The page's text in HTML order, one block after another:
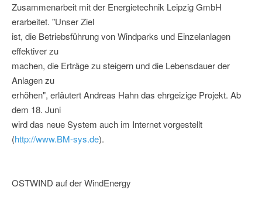
Zusammenarbeit mit der Energietechnik Leipzig GmbH
erarbeitet. "Unser Ziel
ist, die Betriebsführung von Windparks und Einzelanlagen
effektiver zu
machen, die Erträge zu steigern und die Lebensdauer der
Anlagen zu
erhöhen", erläutert Andreas Hahn das ehrgeizige Projekt. Ab
dem 18. Juni
wird das neue System auch im Internet vorgestellt
(http://www.BM-sys.de).
OSTWIND auf der WindEnergy